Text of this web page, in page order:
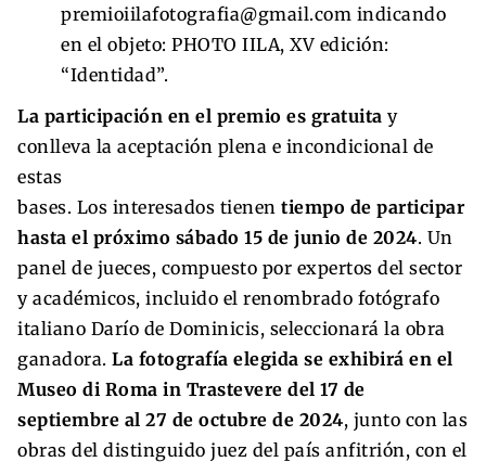
premioiilafotografia@gmail.com indicando
en el objeto: PHOTO IILA, XV edición:
“Identidad”.
La participación en el premio es gratuita y
conlleva la aceptación plena e incondicional de
estas
bases. Los interesados tienen tiempo de participar
hasta el próximo sábado 15 de junio de 2024. Un
panel de jueces, compuesto por expertos del sector
y académicos, incluido el renombrado fotógrafo
italiano Darío de Dominicis, seleccionará la obra
ganadora. La fotografía elegida se exhibirá en el
Museo di Roma in Trastevere del 17 de
septiembre al 27 de octubre de 2024, junto con las
obras del distinguido juez del país anfitrión, con el